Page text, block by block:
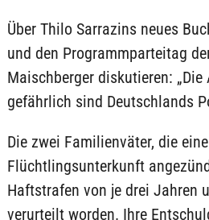
Über Thilo Sarrazins neues
und den Programmparteitag
Maischberger diskutieren:
gefährlich sind Deutschlands
Die zwei Familienväter, die
Flüchtlingsunterkunft
Haftstrafen von je drei Jahren
verurteilt worden. Ihre